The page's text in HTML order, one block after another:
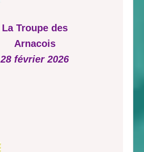
La Troupe des
Arnacois
28 février 2026